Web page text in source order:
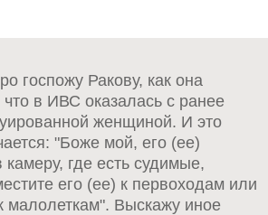
госпожу Ракову, как она
что в ИВС оказалась с ранее
женщиной. И это
"Боже мой, его (ее)
камеру, где есть судимые,
его (ее) к первоходам или
малолеткам". Выскажу иное